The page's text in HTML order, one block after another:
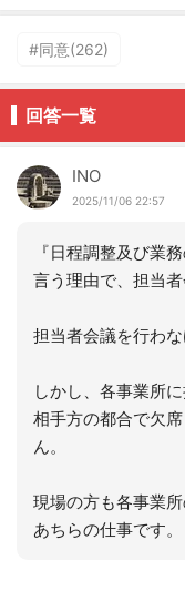
#同意(262)
回答一覧
INO
2025/11/06 22:57
『日程調整及び業
言う理由で、担当
担当者会議を行わ
しかし、各事業所
相手方の都合で欠
ん。
現場の方も各事業
あちらの仕事です。